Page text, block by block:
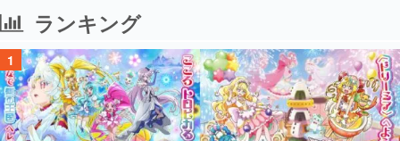
ランキング
1